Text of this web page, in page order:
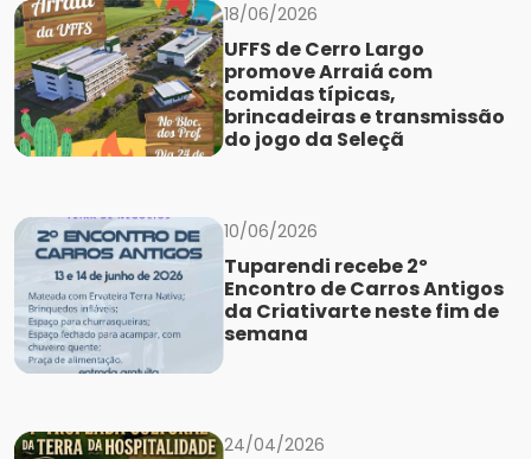
18/06/2026
UFFS de Cerro Largo
promove Arraiá com
comidas típicas,
brincadeiras e transmissão
do jogo da Seleçã
10/06/2026
Tuparendi recebe 2º
Encontro de Carros Antigos
da Criativarte neste fim de
semana
24/04/2026